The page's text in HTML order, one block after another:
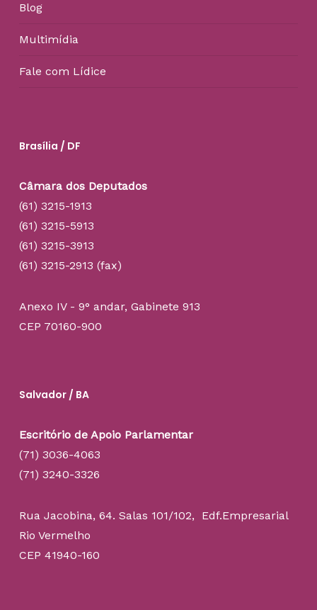
Blog
Multimídia
Fale com Lídice
Brasília / DF
Câmara dos Deputados
(61) 3215-1913
(61) 3215-5913
(61) 3215-3913
(61) 3215-2913 (fax)
Anexo IV - 9° andar, Gabinete 913
CEP 70160-900
Salvador / BA
Escritório de Apoio Parlamentar
(71) 3036-4063
(71) 3240-3326
Rua Jacobina, 64. Salas 101/102, Edf.Empresarial
Rio Vermelho
CEP 41940-160